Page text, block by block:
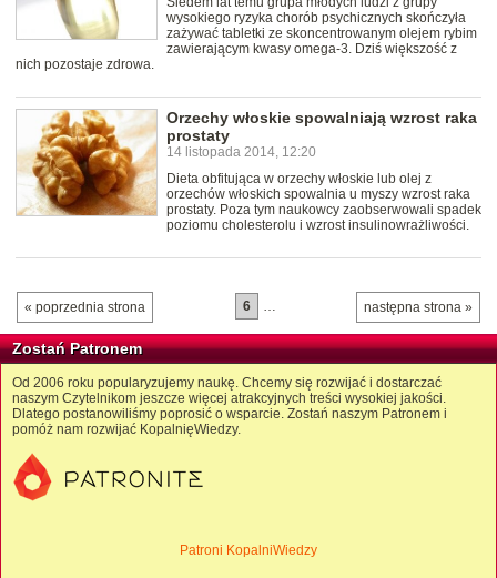
wysokiego ryzyka chorób psychicznych skończyła
zażywać tabletki ze skoncentrowanym olejem rybim
zawierającym kwasy omega-3. Dziś większość z
nich pozostaje zdrowa.
Orzechy włoskie spowalniają wzrost raka
prostaty
14 listopada 2014, 12:20
Dieta obfitująca w orzechy włoskie lub olej z
orzechów włoskich spowalnia u myszy wzrost raka
prostaty. Poza tym naukowcy zaobserwowali spadek
poziomu cholesterolu i wzrost insulinowrażliwości.
« poprzednia strona następna strona »
6 …
Zostań Patronem
Od 2006 roku popularyzujemy naukę. Chcemy się rozwijać i dostarczać
naszym Czytelnikom jeszcze więcej atrakcyjnych treści wysokiej jakości.
Dlatego postanowiliśmy poprosić o wsparcie. Zostań naszym Patronem i
pomóż nam rozwijać KopalnięWiedzy.
Patroni KopalniWiedzy